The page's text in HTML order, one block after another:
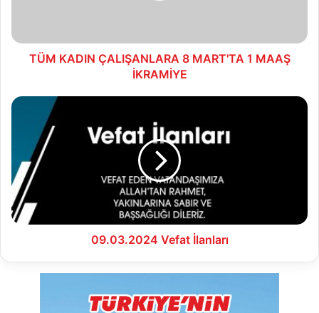
TÜM KADIN ÇALIŞANLARA 8 MART'TA 1 MAAŞ
İKRAMİYE
09.03.2024
09.03.2024 Vefat İlanları